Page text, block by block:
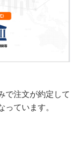
で注文が約定して
っています。